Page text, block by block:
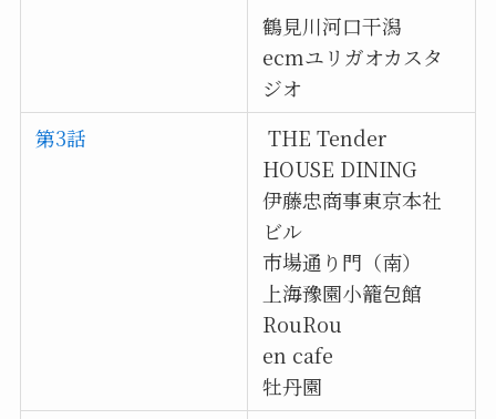
鶴見川河口干潟
ecmユリガオカスタ
ジオ
第3話
THE Tender
HOUSE DINING
伊藤忠商事東京本社
ビル
市場通り門（南）
上海豫園小籠包館
RouRou
en cafe
牡丹園